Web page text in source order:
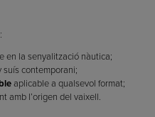
en la senyalització nàutica;
suís contemporani;
aplicable a qualsevol format;
amb l’origen del vaixell.